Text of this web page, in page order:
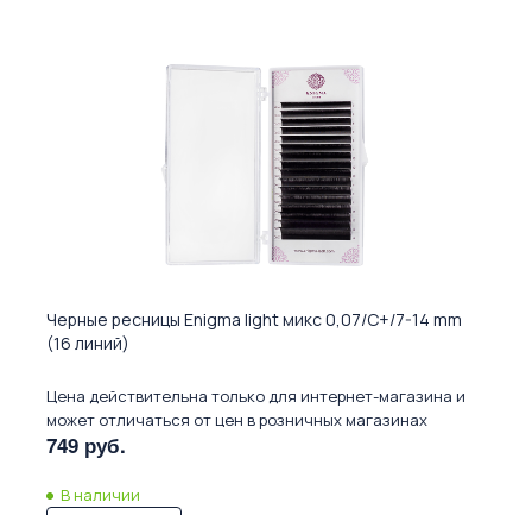
Черные ресницы Enigma light микс 0,07/C+/7-14 mm
(16 линий)
Цена действительна только для интернет-магазина и
может отличаться от цен в розничных магазинах
749 руб.
В наличии